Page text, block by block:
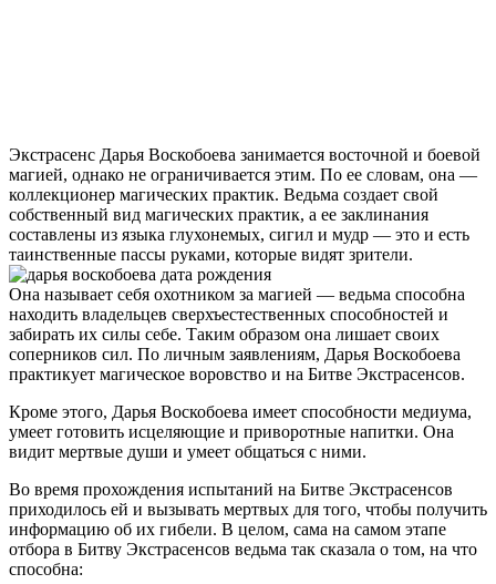
Экстрасенс Дарья Воскобоева занимается восточной и боевой
магией, однако не ограничивается этим. По ее словам, она —
коллекционер магических практик. Ведьма создает свой
собственный вид магических практик, а ее заклинания
составлены из языка глухонемых, сигил и мудр — это и есть
таинственные пассы руками, которые видят зрители.
Она называет себя охотником за магией — ведьма способна
находить владельцев сверхъестественных способностей и
забирать их силы себе. Таким образом она лишает своих
соперников сил. По личным заявлениям, Дарья Воскобоева
практикует магическое воровство и на Битве Экстрасенсов.
Кроме этого, Дарья Воскобоева имеет способности медиума,
умеет готовить исцеляющие и приворотные напитки. Она
видит мертвые души и умеет общаться с ними.
Во время прохождения испытаний на Битве Экстрасенсов
приходилось ей и вызывать мертвых для того, чтобы получить
информацию об их гибели. В целом, сама на самом этапе
отбора в Битву Экстрасенсов ведьма так сказала о том, на что
способна: